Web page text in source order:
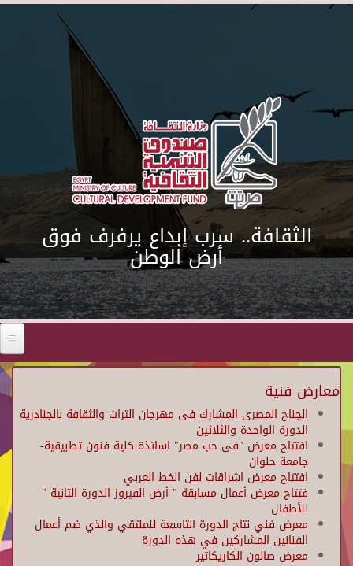
Skip to main content
الثقافة.. سرب إبداع يرفرف فوق
أرض الوطن
معارض فنية
الجناح المصرى المشارك فى مهرجان التراث والثقافة بالجنادرية
الدورة الواحدة والثلاثين
افتتاح معرض "فى حب مصر" اساتذة كلية فنون تطبيقية-
جامعة حلوان
افتتاح معرض اشراقات لفن الخط العربي
فتتاح معرض أعمال مسابقة " أرض الفيروز الدورة التانية "
للأطفال
معرض فني نتاج الدورة التاسعة للملتقي والذي ضم أعمال
الفنانين المشاركين في هذه الدورة
معرض صالون الكاريكاتير